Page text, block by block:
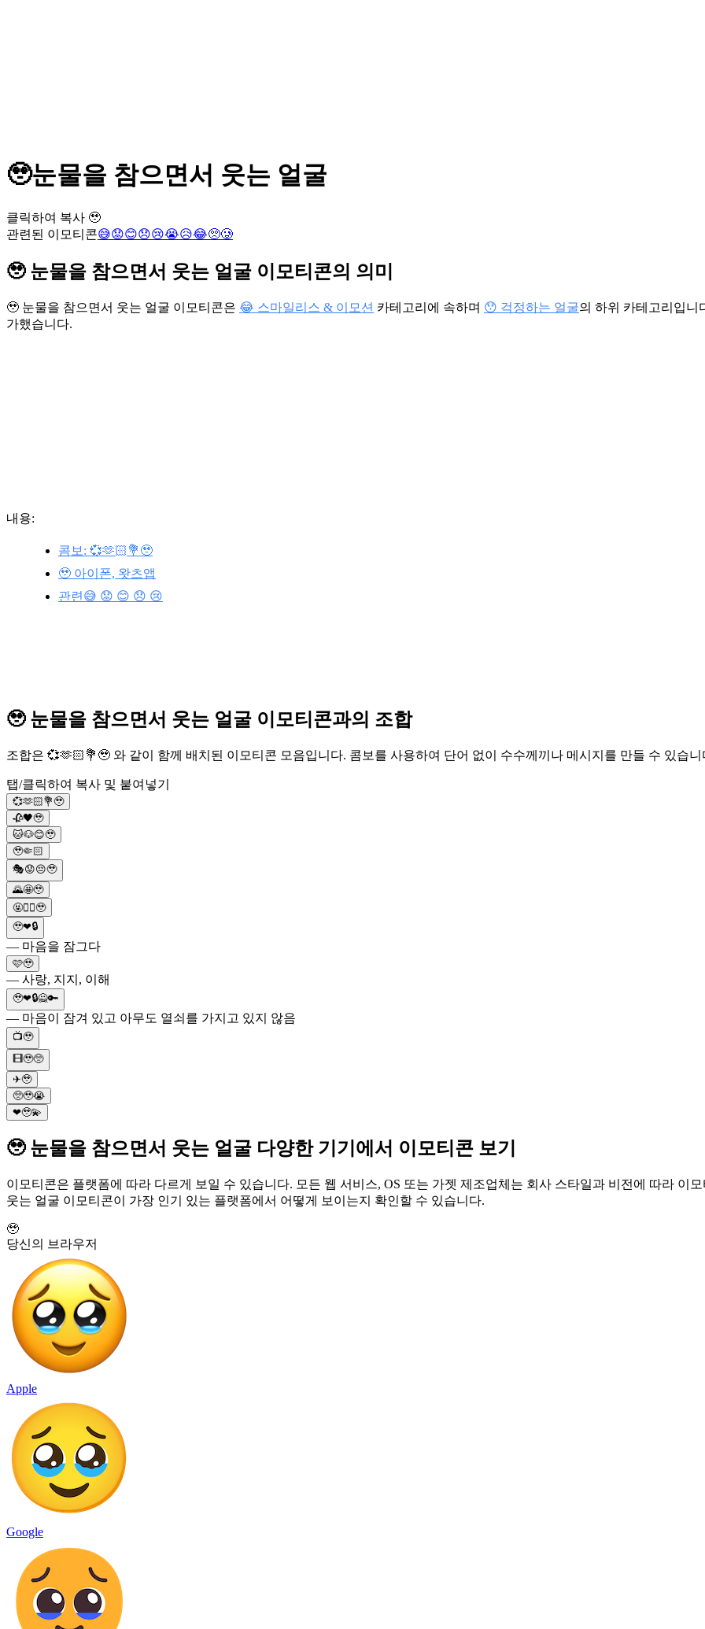
🥹눈물을 참으면서 웃는 얼굴
클릭하여 복사 🥹
관련된 이모티콘😅😟😊😞😢😭😥😂🥺🥲
🥹 눈물을 참으면서 웃는 얼굴 이모티콘의 의미
🥹 눈물을 참으면서 웃는 얼굴 이모티콘은 😂 스마일리스 & 이모션 카테고리에 속하며 😯 걱정하는 얼굴의 하위 카테고리입니
가했습니다.
내용:
콤보: 💞🫶🏻💐🥹
🥹 아이폰, 왓츠앱
관련😅 😟 😊 😞 😢
🥹 눈물을 참으면서 웃는 얼굴 이모티콘과의 조합
조합은 💞🫶🏻💐🥹 와 같이 함께 배치된 이모티콘 모음입니다. 콤보를 사용하여 단어 없이 수수께끼나 메시지를 만들 수 있습니
탭/클릭하여 복사 및 붙여넣기
💞🫶🏻💐🥹
🥀🖤🥹
🐱🐶😊🥹
🥹🤏🏻
🎭😟😔🥹
🌄🤩🥹
🤬🙅‍♀️🥹
🥹❤🔒
— 마음을 잠그다
🩷🥹
— 사랑, 지지, 이해
🥹❤🔒🙅🔑
— 마음이 잠겨 있고 아무도 열쇠를 가지고 있지 않음
📺🥹
🎞🥹🥺
✈🥹
🥺🥹😭
❤🥹💫
🥹 눈물을 참으면서 웃는 얼굴 다양한 기기에서 이모티콘 보기
이모티콘은 플랫폼에 따라 다르게 보일 수 있습니다. 모든 웹 서비스, OS 또는 가젯 제조업체는 회사 스타일과 비전에 따라 이
웃는 얼굴 이모티콘이 가장 인기 있는 플랫폼에서 어떻게 보이는지 확인할 수 있습니다.
🥹
당신의 브라우저
Apple
Google